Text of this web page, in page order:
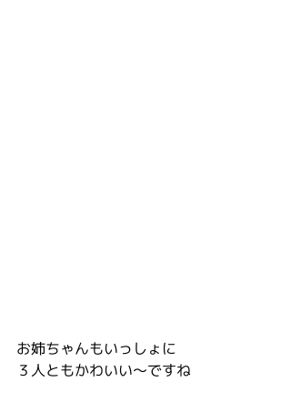
お姉ちゃんもいっしょに
３人ともかわいい〜ですね